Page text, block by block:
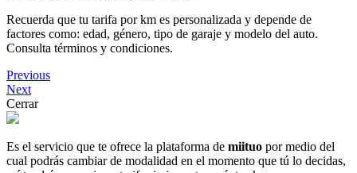
Recuerda que tu tarifa por km es personalizada y depende de
factores como: edad, género, tipo de garaje y modelo del auto.
Consulta términos y condiciones.
Previous
Next
Cerrar
Es el servicio que te ofrece la plataforma de miituo por medio del
cual podrás cambiar de modalidad en el momento que tú lo decidas,